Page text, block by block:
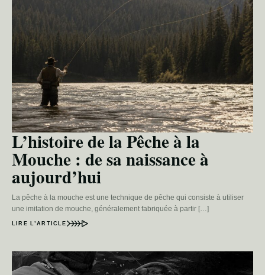
L’histoire de la Pêche à la
Mouche : de sa naissance à
aujourd’hui
La pêche à la mouche est une technique de pêche qui consiste à utiliser
une imitation de mouche, généralement fabriquée à partir […]
LIRE L’ARTICLE